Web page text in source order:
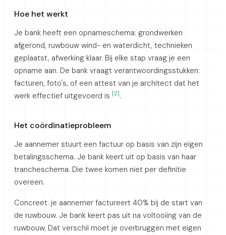
Hoe het werkt
Je bank heeft een opnameschema: grondwerken
afgerond, ruwbouw wind- en waterdicht, technieken
geplaatst, afwerking klaar. Bij elke stap vraag je een
opname aan. De bank vraagt verantwoordingsstukken:
facturen, foto's, of een attest van je architect dat het
werk effectief uitgevoerd is [2].
Het coördinatieprobleem
Je aannemer stuurt een factuur op basis van zijn eigen
betalingsschema. Je bank keert uit op basis van haar
trancheschema. Die twee komen niet per definitie
overeen.
Concreet: je aannemer factureert 40% bij de start van
de ruwbouw. Je bank keert pas uit na voltooiing van de
ruwbouw. Dat verschil moet je overbruggen met eigen